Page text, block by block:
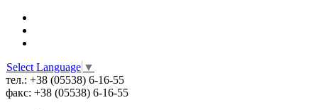
Select Language ▼
тел.: +38 (05538) 6-16-55
факс: +38 (05538) 6-16-55